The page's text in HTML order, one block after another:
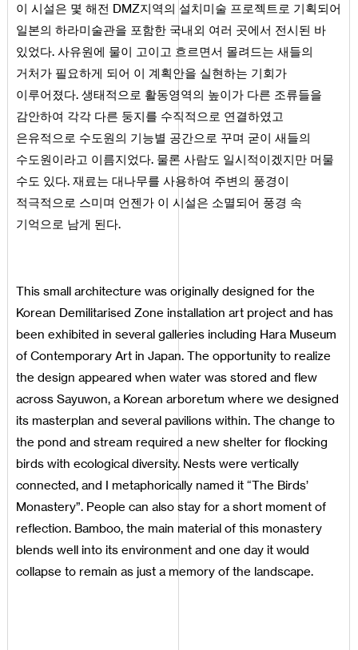
이 시설은 몇 해전 DMZ지역의 설치미술 프로젝트로 기획되어
일본의 하라미술관을 포함한 국내외 여러 곳에서 전시된 바
있었다. 사유원에 물이 고이고 흐르면서 몰려드는 새들의
거처가 필요하게 되어 이 계획안을 실현하는 기회가
이루어졌다. 생태적으로 활동영역의 높이가 다른 조류들을
감안하여 각각 다른 둥지를 수직적으로 연결하였고
은유적으로 수도원의 기능별 공간으로 꾸며 굳이 새들의
수도원이라고 이름지었다. 물론 사람도 일시적이겠지만 머물
수도 있다. 재료는 대나무를 사용하여 주변의 풍경이
적극적으로 스미며 언젠가 이 시설은 소멸되어 풍경 속
기억으로 남게 된다.
This small architecture was originally designed for the
Korean Demilitarised Zone installation art project and has
been exhibited in several galleries including Hara Museum
of Contemporary Art in Japan. The opportunity to realize
the design appeared when water was stored and flew
across Sayuwon, a Korean arboretum where we designed
its masterplan and several pavilions within. The change to
the pond and stream required a new shelter for flocking
birds with ecological diversity. Nests were vertically
connected, and I metaphorically named it “The Birds’
Monastery”. People can also stay for a short moment of
reflection. Bamboo, the main material of this monastery
blends well into its environment and one day it would
collapse to remain as just a memory of the landscape.